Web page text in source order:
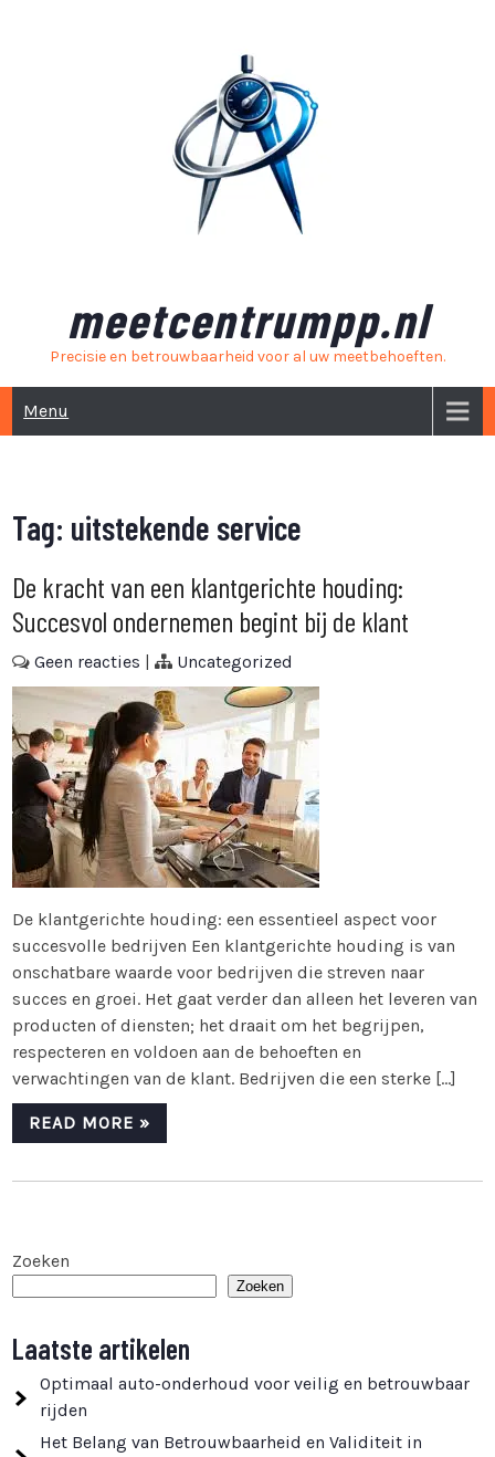
meetcentrumpp.nl
Precisie en betrouwbaarheid voor al uw meetbehoeften.
Menu
Tag: uitstekende service
De kracht van een klantgerichte houding:
Succesvol ondernemen begint bij de klant
Geen reacties | Uncategorized
De klantgerichte houding: een essentieel aspect voor
succesvolle bedrijven Een klantgerichte houding is van
onschatbare waarde voor bedrijven die streven naar
succes en groei. Het gaat verder dan alleen het leveren van
producten of diensten; het draait om het begrijpen,
respecteren en voldoen aan de behoeften en
verwachtingen van de klant. Bedrijven die een sterke […]
READ MORE »
Zoeken
Zoeken
Laatste artikelen
Optimaal auto-onderhoud voor veilig en betrouwbaar
rijden
Het Belang van Betrouwbaarheid en Validiteit in